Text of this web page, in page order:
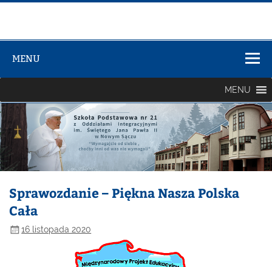
Szkolno-
Przedszkolny
nr 3
MENU
MENU
Sprawozdanie – Piękna Nasza Polska
Cała
16 listopada 2020